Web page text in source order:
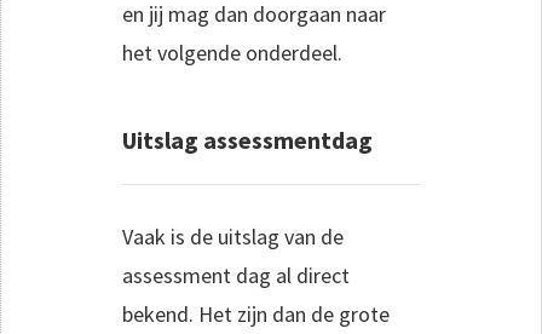
en jij mag dan doorgaan naar
het volgende onderdeel.
Uitslag assessmentdag
Vaak is de uitslag van de
assessment dag al direct
bekend. Het zijn dan de grote